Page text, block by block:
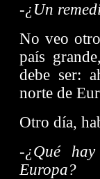
-¿Un
No veo
país
debe ser:
norte de
Otro día,
-¿Qué
Europa?